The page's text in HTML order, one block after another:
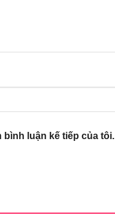
bình luận kế tiếp của tôi.